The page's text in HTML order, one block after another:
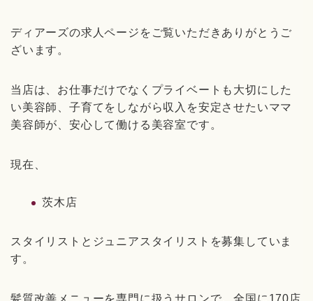
ディアーズの求人ページをご覧いただきありがとうご
ざいます。
当店は、お仕事だけでなくプライベートも大切にした
い美容師、子育てをしながら収入を安定させたいママ
美容師が、安心して働ける美容室です。
現在、
茨木店
スタイリストとジュニアスタイリストを募集していま
す。
髪質改善メニューを専門に扱うサロンで、全国に170店